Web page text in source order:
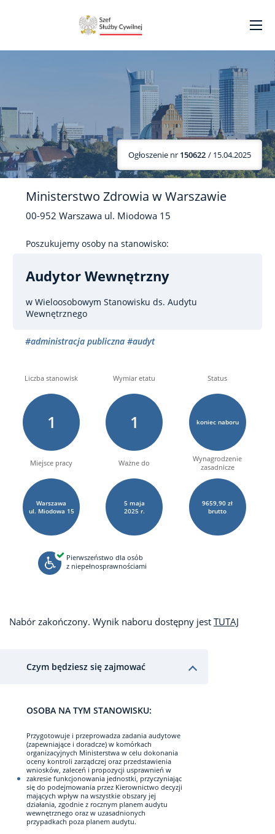
Ogłoszenie nr 150622 / 15.04.2025
Ministerstwo Zdrowia w Warszawie
00-952 Warszawa ul. Miodowa 15
Poszukujemy osoby na stanowisko:
Audytor Wewnętrzny
w Wieloosobowym Stanowisku ds. Audytu
Wewnętrznego
#administracja publiczna #audyt
Liczba stanowisk
1
Wymiar etatu
1
Status
koniec naboru
Miejsce pracy
Warszawa
ul. Miodowa 15
Ważne do
5 maja
2025 r.
Wynagrodzenie
zasadnicze
9659,90 zł
brutto
Pierwszeństwo dla osób
z niepełnosprawnościami
Nabór zakończony. Wynik naboru dostępny jest TUTAJ
Czym będziesz się zajmować
OSOBA NA TYM STANOWISKU:
Przygotowuje i przeprowadza zadania audytowe
(zapewniające i doradcze) w komórkach
organizacyjnych Ministerstwa w celu dokonania
oceny kontroli zarządczej oraz przedstawienia
wniosków, zaleceń i propozycji usprawnień w
zakresie funkcjonowania jednostki, przyczyniając
się do podejmowania przez Kierownictwo decyzji
mających wpływ na wszystkie obszary jej
działania, zgodnie z rocznym planem audytu
wewnętrznego oraz w uzasadnionych
przypadkach poza planem audytu.